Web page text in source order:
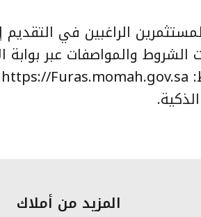
الراغبين في التقديم
والمواصفات عبر بوابة
المزيد من أملاك